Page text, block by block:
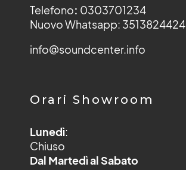
Telefono: 0303701234
Nuovo Whatsapp: 3513824424
info@soundcenter.info
Orari Showroom
Lunedì:
Chiuso
Dal Martedì al Sabato